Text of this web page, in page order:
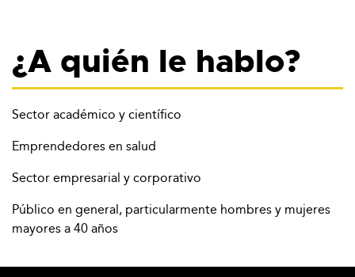
¿A quién le hablo?
Sector académico y científico
Emprendedores en salud
Sector empresarial y corporativo
Público en general, particularmente hombres y mujeres
mayores a 40 años